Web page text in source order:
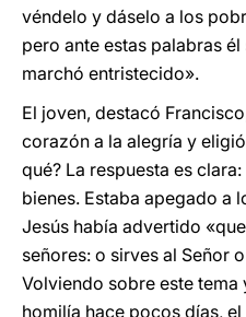
véndelo y dáselo a los
pero ante estas palabras
marchó entristecido».
El joven, destacó
corazón a la alegría y
qué? La respuesta es
bienes. Estaba apegado a
Jesús había advertido
señores: o sirves al Señor
Volviendo sobre este tema
homilía hace pocos días,